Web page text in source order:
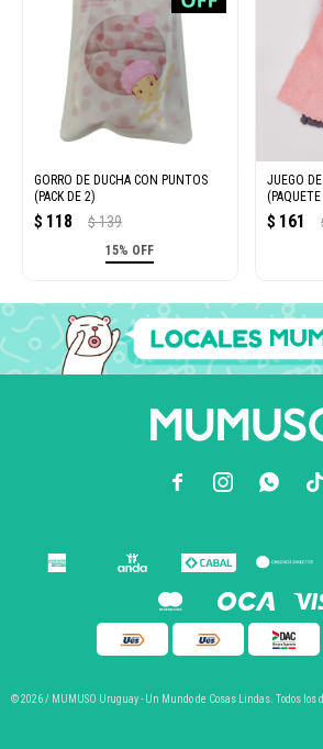
GORRO DE DUCHA CON PUNTOS
(PACK DE 2)
$ 118 $ 139
15% OFF
JUEGO
$ 161
  
© 2026 / MUMUSO Uruguay - Un Mundo de Cosas Lindas. Todos los